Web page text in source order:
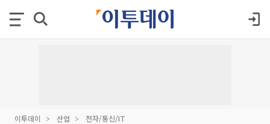
이투데이 산업 전자/통신/IT